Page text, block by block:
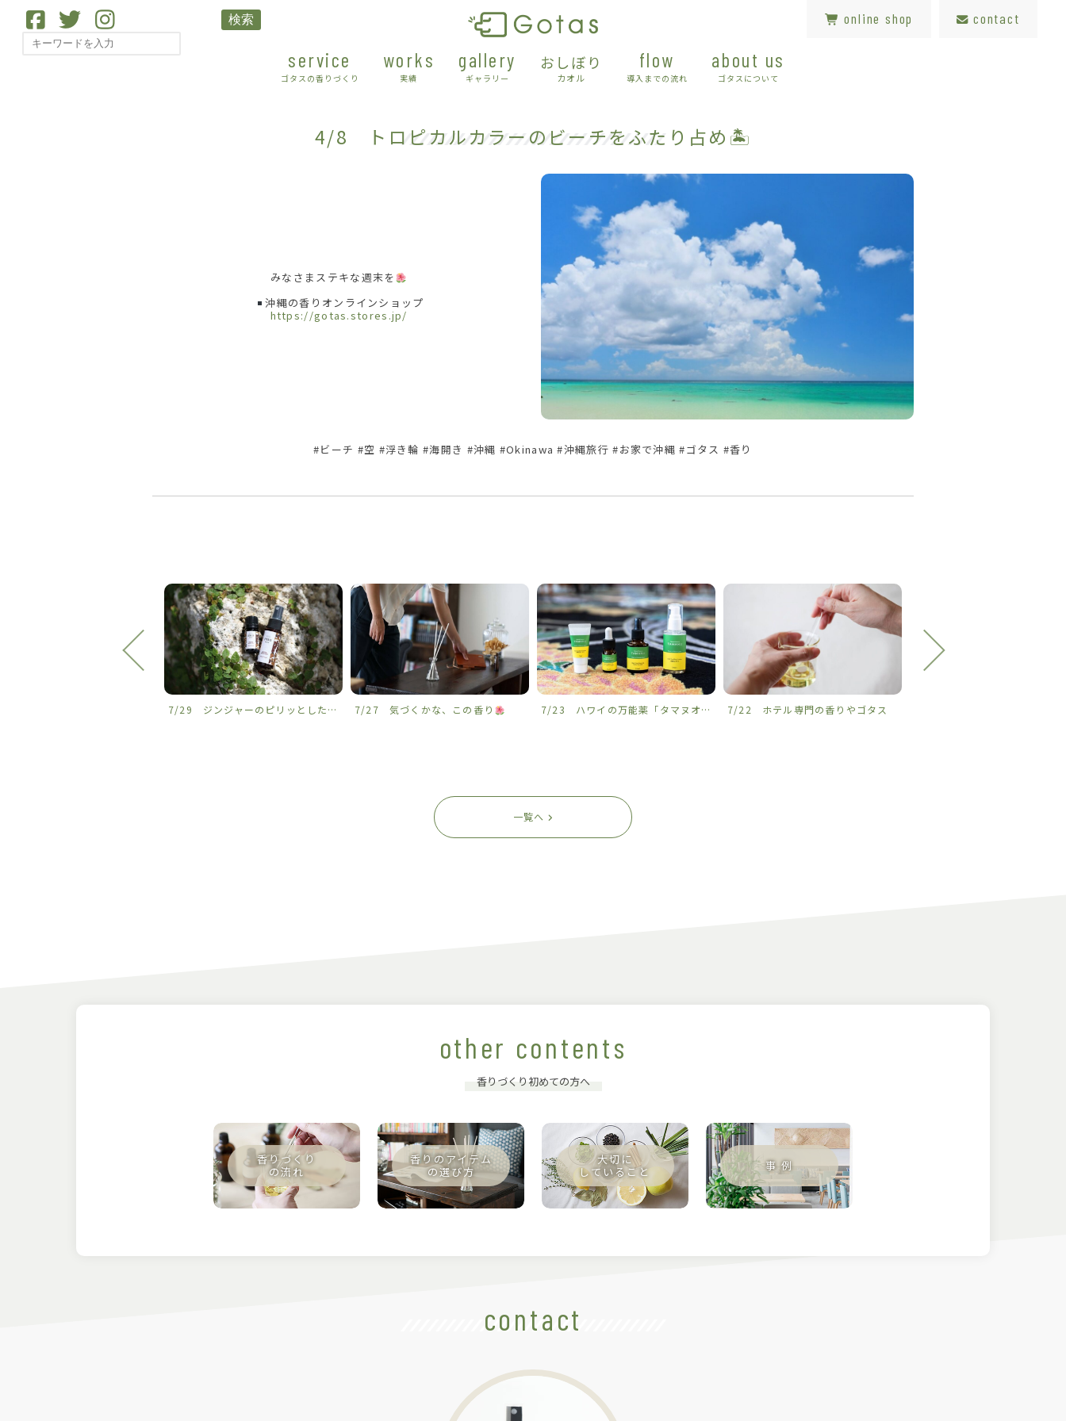
service
ゴタスの香りづくり
works
実績
gallery
ギャラリー
おしぼり
カオル
flow
導入までの流れ
about us
ゴタスについて
online shop contact
検索
4/8 トロピカルカラーのビーチをふたり占め🏝
みなさまステキな週末を
沖縄の香りオンラインショップ
https://gotas.stores.jp/
#ビーチ #空 #浮き輪 #海開き #沖縄 #Okinawa #沖縄旅行 #お家で沖縄 #ゴタス #香り
7/29 ジンジャーのピリッとした心地よい香りに、 7/27 気づくかな、この香り 7/23 ハワイの万能薬「タマヌオイル」を沖縄から 𓈒𓏸
7/22 ホテル専門の香りやゴタス
一覧へ
other contents
香りづくり初めての方へ
contact